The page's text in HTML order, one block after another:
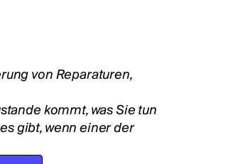
von Reparaturen,
kommt, was Sie tun
gibt, wenn einer der